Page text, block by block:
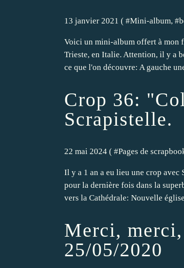
13 janvier 2021 ( #Mini-album, #
Voici un mini-album offert à mon
Trieste, en Italie. Attention, il y a
ce que l'on découvre: A gauche
Crop 36:
Scrapistelle.
22 mai 2024 ( #Pages de
Il y a 1 an a eu lieu une crop avec
pour la dernière fois dans la
vers la Cathédrale: Nouvelle
Merci,
25/05/2020